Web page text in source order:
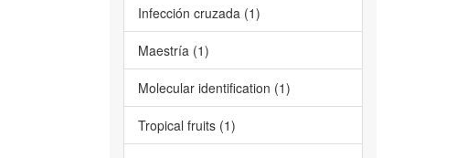
Infección cruzada (1)
Maestría (1)
Molecular identification (1)
Tropical fruits (1)